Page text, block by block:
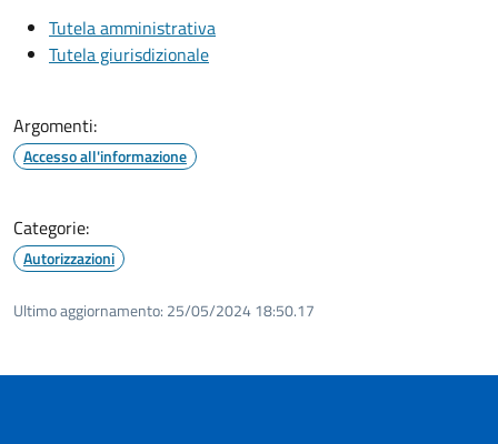
Tutela amministrativa
Tutela giurisdizionale
Argomenti:
Accesso all'informazione
Categorie:
Autorizzazioni
Ultimo aggiornamento: 25/05/2024 18:50.17